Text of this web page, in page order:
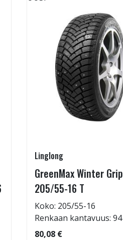
Linglong
GreenMax Winter Grip
205/55-16 T
Koko: 205/55-16
Renkaan kantavuus: 94
80,08 €